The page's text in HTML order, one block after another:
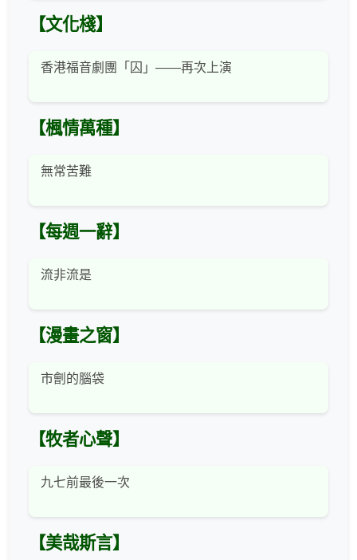
【文化棧】
香港福音劇團「囚」——再次上演
【楓情萬種】
無常苦難
【每週一辭】
流非流是
【漫畫之窗】
市劊的腦袋
【牧者心聲】
九七前最後一次
【美哉斯言】